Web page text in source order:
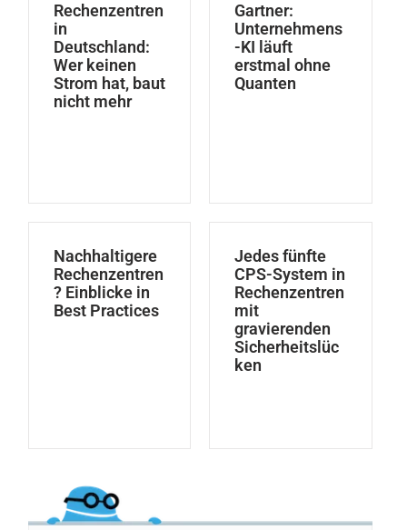
Rechenzentren
in
Deutschland:
Wer keinen
Strom hat, baut
nicht mehr
Gartner:
Unternehmens
-KI läuft
erstmal ohne
Quanten
Nachhaltigere
Rechenzentren
? Einblicke in
Best Practices
Jedes fünfte
CPS-System in
Rechenzentren
mit
gravierenden
Sicherheitslüc
ken